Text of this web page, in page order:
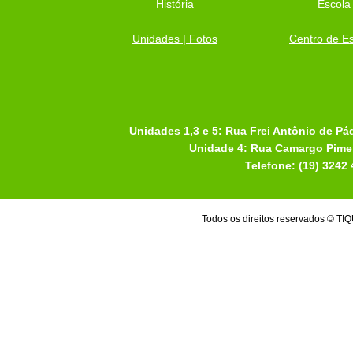
História
Unidades | Fotos Centro de
Unidades 1,3 e 5: Rua Frei Antônio de
Unidade 4: Rua Camargo
Telefone: (19) 3242
Todos os direitos reservados ©